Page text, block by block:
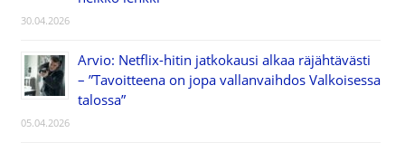
30.04.2026
Arvio: Netflix-hitin jatkokausi alkaa räjähtävästi
– ”Tavoitteena on jopa vallanvaihdos Valkoisessa
talossa”
05.04.2026